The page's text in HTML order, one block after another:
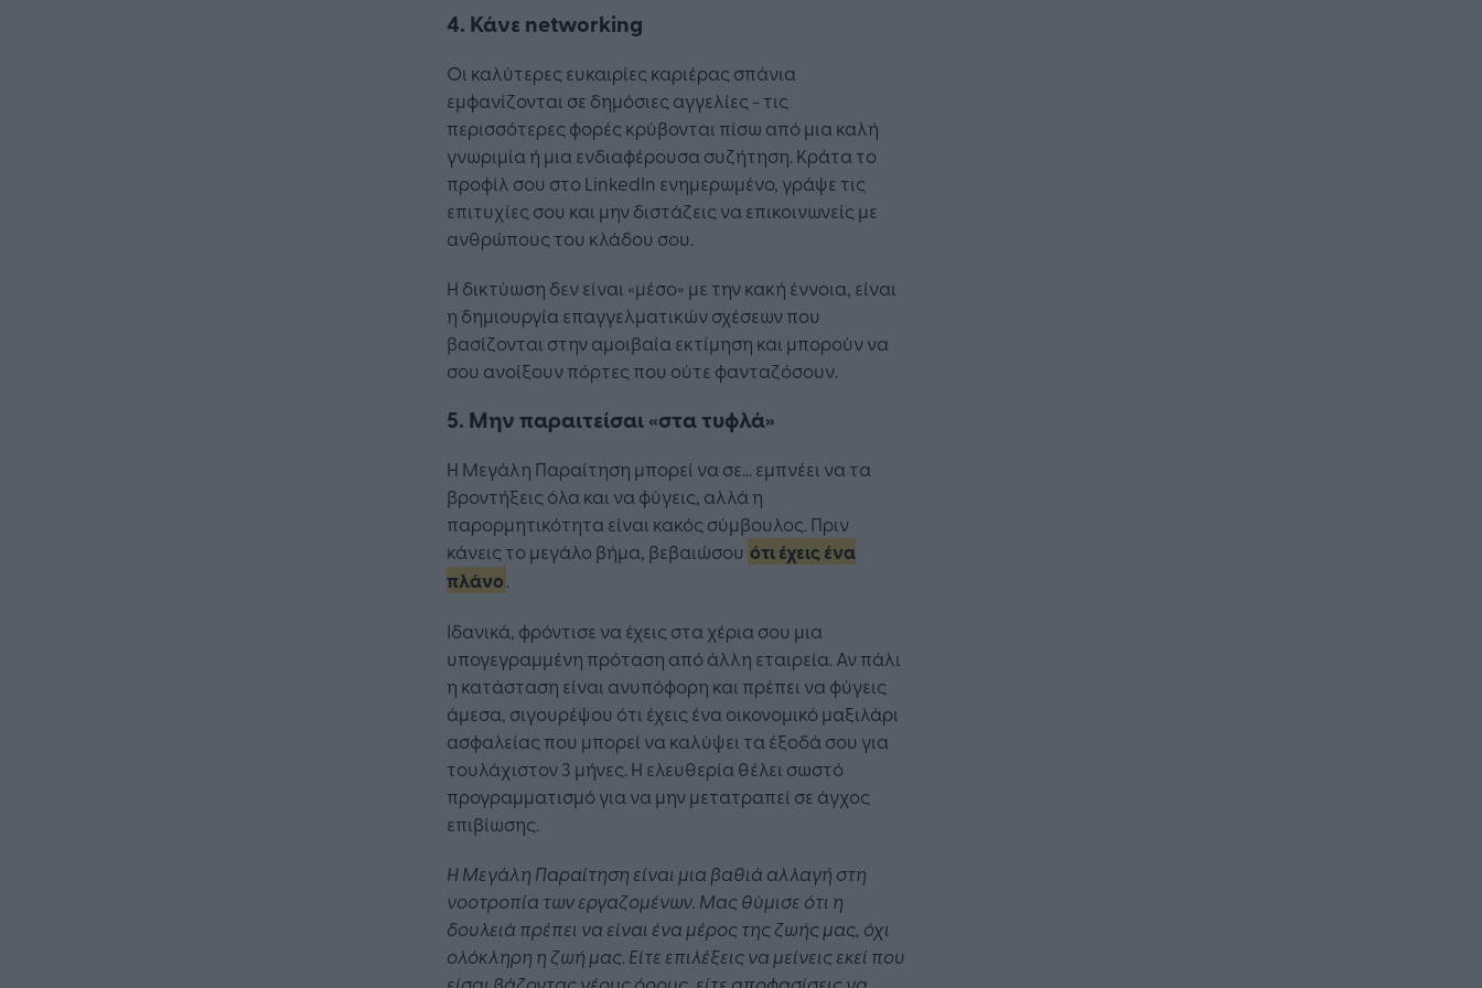
4. Κάνε networking
Οι καλύτερες ευκαιρίες καριέρας σπάνια
εμφανίζονται σε δημόσιες αγγελίες - τις
περισσότερες φορές κρύβονται πίσω από μια καλή
γνωριμία ή μια ενδιαφέρουσα συζήτηση. Κράτα το
προφίλ σου στο LinkedIn ενημερωμένο, γράψε τις
επιτυχίες σου και μην διστάζεις να επικοινωνείς με
ανθρώπους του κλάδου σου.
Η δικτύωση δεν είναι «μέσο» με την κακή έννοια, είναι
η δημιουργία επαγγελματικών σχέσεων που
βασίζονται στην αμοιβαία εκτίμηση και μπορούν να
σου ανοίξουν πόρτες που ούτε φανταζόσουν.
5. Μην παραιτείσαι «στα τυφλά»
Η Μεγάλη Παραίτηση μπορεί να σε… εμπνέει να τα
βροντήξεις όλα και να φύγεις, αλλά η
παρορμητικότητα είναι κακός σύμβουλος. Πριν
κάνεις το μεγάλο βήμα, βεβαιώσου ότι έχεις ένα
πλάνο.
Ιδανικά, φρόντισε να έχεις στα χέρια σου μια
υπογεγραμμένη πρόταση από άλλη εταιρεία. Αν πάλι
η κατάσταση είναι ανυπόφορη και πρέπει να φύγεις
άμεσα, σιγουρέψου ότι έχεις ένα οικονομικό μαξιλάρι
ασφαλείας που μπορεί να καλύψει τα έξοδά σου για
τουλάχιστον 3 μήνες. Η ελευθερία θέλει σωστό
προγραμματισμό για να μην μετατραπεί σε άγχος
επιβίωσης.
Η Μεγάλη Παραίτηση είναι μια βαθιά αλλαγή στη
νοοτροπία των εργαζομένων. Μας θύμισε ότι η
δουλειά πρέπει να είναι ένα μέρος της ζωής μας, όχι
ολόκληρη η ζωή μας. Είτε επιλέξεις να μείνεις εκεί που